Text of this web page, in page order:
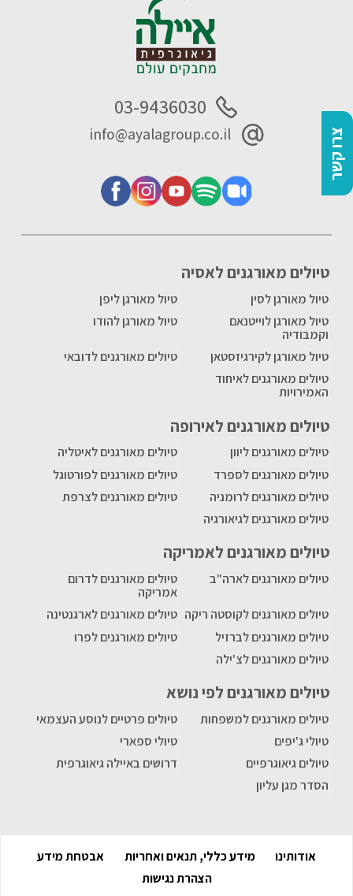
צרו קשר
טיולים מאורגנים לאסיה
טיול מאורגן לסין
טיול מאורגן ליפן
טיול מאורגן לוייטנאם
וקמבודיה
טיול מאורגן להודו
טיול מאורגן לקירגיזסטאן
טיולים מאורגנים לדובאי
טיולים מאורגנים לאיחוד
האמירויות
טיולים מאורגנים לאירופה
טיולים מאורגנים ליוון
טיולים מאורגנים לאיטליה
טיולים מאורגנים לספרד
טיולים מאורגנים לפורטוגל
טיולים מאורגנים לרומניה
טיולים מאורגנים לצרפת
טיולים מאורגנים לגיאורגיה
טיולים מאורגנים לאמריקה
טיולים מאורגנים לארה"ב
טיולים מאורגנים לדרום
אמריקה
טיולים מאורגנים לקוסטה ריקה טיולים מאורגנים לארגנטינה
טיולים מאורגנים לברזיל
טיולים מאורגנים לפרו
טיולים מאורגנים לצ'ילה
טיולים מאורגנים לפי נושא
טיולים מאורגנים למשפחות
טיולים פרטיים לנוסע העצמאי
טיולי ג'יפים
טיולי ספארי
טיולים גיאוגרפיים
דרושים באיילה גיאוגרפית
הסדר מגן עליון
03-9436030
info@ayalagroup.co.il
אודותינו מידע כללי, תנאים ואחריות
אבטחת מידע
הצהרת נגישות